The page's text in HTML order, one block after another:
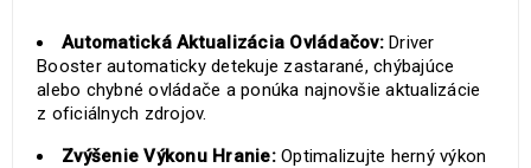
Automatická Aktualizácia Ovládačov:Driver
Booster automaticky detekuje zastarané, chýbajúce
alebo chybné ovládače a ponúka najnovšie aktualizácie
z oficiálnych zdrojov.
Zvýšenie Výkonu Hranie:Optimalizujte herný výkon